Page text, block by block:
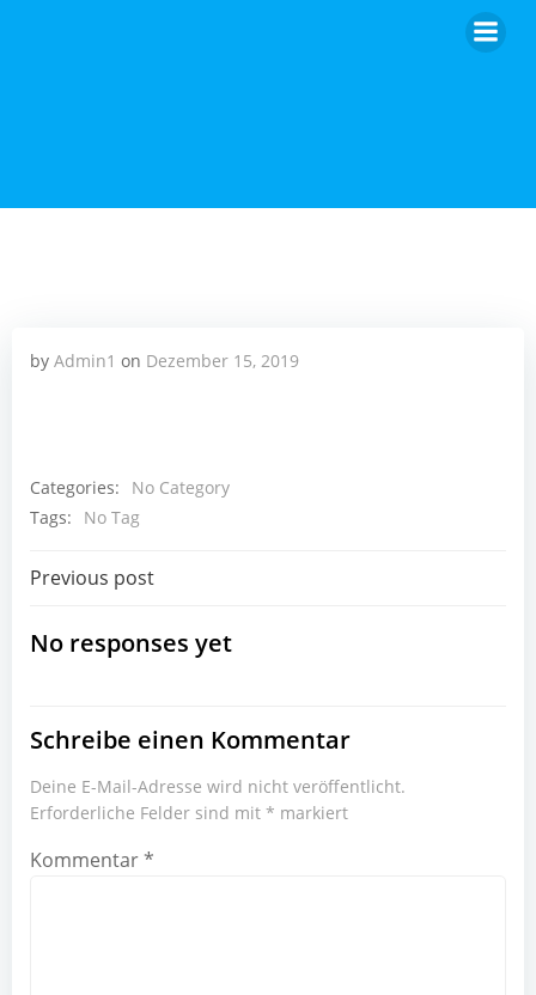
by Admin1 on Dezember 15, 2019
Categories:
No Category
Tags:
No Tag
Beitragsnavigation
Previous post
No responses yet
Schreibe einen Kommentar
Deine E-Mail-Adresse wird nicht veröffentlicht.
Erforderliche Felder sind mit * markiert
Kommentar*